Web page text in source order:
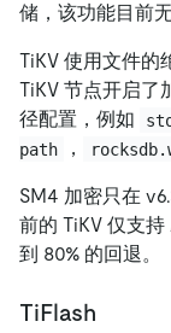
储，该功能目前
TiKV 使用文件的
TiKV 节点开启了
径配置，例如
path
，
SM4 加密只在
前的 TiKV 仅支
到 80% 的回退。
TiFlash